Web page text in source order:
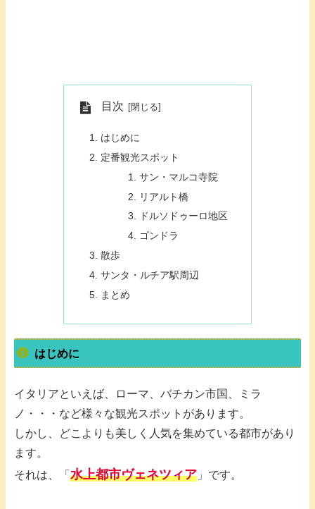
目次
はじめに
定番観光スポット
サン・マルコ寺院
リアルト橋
ドルソドゥーロ地区
ゴンドラ
散歩
サンタ・ルチア駅周辺
まとめ
はじめに
イタリアといえば、ローマ、バチカン市国、ミラ
ノ・・・など様々な観光スポットがあります。
しかし、どこよりも美しく人気を集めている都市があり
ます。
それは、「 水上都市ヴェネツィア 」です。